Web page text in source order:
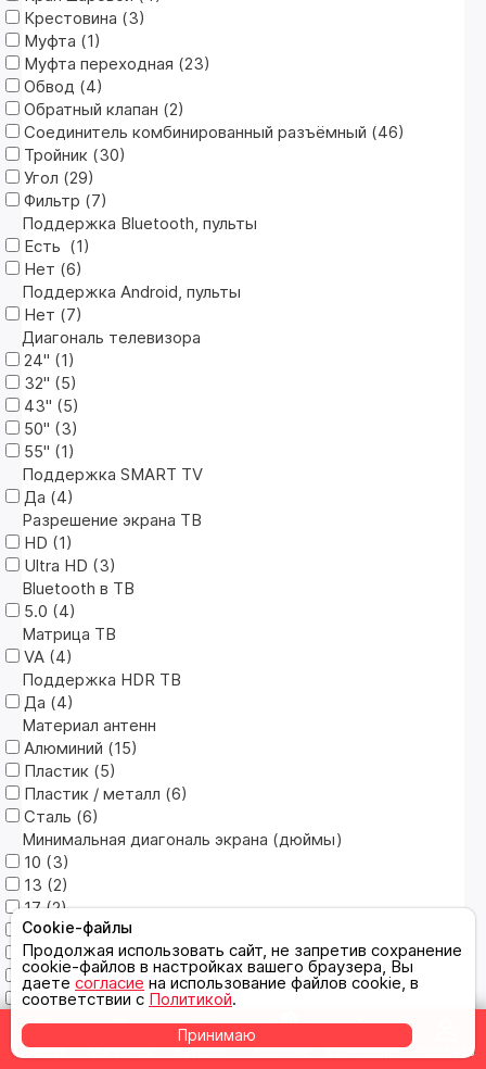
Крестовина (3)
Муфта (1)
Муфта переходная (23)
Обвод (4)
Обратный клапан (2)
Соединитель комбинированный разъёмный (46)
Тройник (30)
Угол (29)
Фильтр (7)
Поддержка Bluetooth, пульты
Есть (1)
Нет (6)
Поддержка Android, пульты
Нет (7)
Диагональ телевизора
24" (1)
32" (5)
43" (5)
50" (3)
55" (1)
Поддержка SMART TV
Да (4)
Разрешение экрана ТВ
HD (1)
Ultra HD (3)
Bluetooth в ТВ
5.0 (4)
Матрица ТВ
VA (4)
Поддержка HDR ТВ
Да (4)
Материал антенн
Алюминий (15)
Пластик (5)
Пластик / металл (6)
Сталь (6)
Минимальная диагональ экрана (дюймы)
10 (3)
13 (2)
17 (2)
22 (3)
23 (3)
26 (2)
32 (7)
34 (1)
37 (2)
Cookie-файлы
Продолжая использовать сайт, не запретив сохранение
cookie-файлов в настройках вашего браузера, Вы
даете согласие на использование файлов cookie, в
соответствии с Политикой.
Принимаю
Главная Магазины Каталог Корзина Сравнение Профиль